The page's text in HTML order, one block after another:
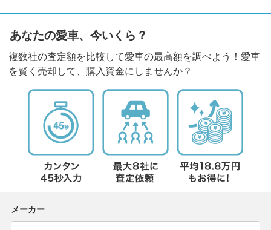
あなたの愛車、今いくら？
複数社の査定額を比較して愛車の最高額を調べよう！愛車
を賢く売却して、購入資金にしませんか？
メーカー